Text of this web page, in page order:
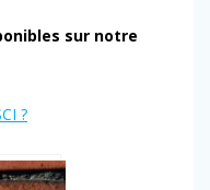
sur notre
?